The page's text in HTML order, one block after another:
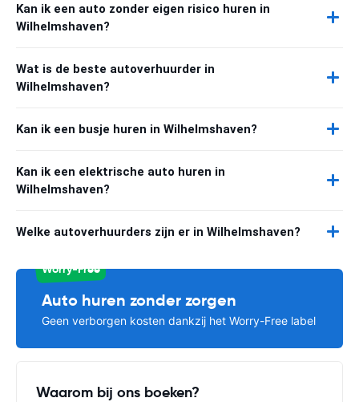
Kan ik een auto zonder eigen risico huren in
Wilhelmshaven?
Wat is de beste autoverhuurder in
Wilhelmshaven?
Kan ik een busje huren in Wilhelmshaven?
Kan ik een elektrische auto huren in
Wilhelmshaven?
Welke autoverhuurders zijn er in Wilhelmshaven?
Worry-Free
Auto huren zonder zorgen
Geen verborgen kosten dankzij het Worry-Free label
Waarom bij ons boeken?